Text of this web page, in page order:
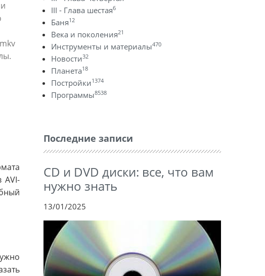
AVI-
III - Глава шестая6
Баня12
Века и поколения21
Инструменты и материалы470
Новости32
Планета18
Постройки1374
Программы8538
Последние записи
CD и DVD диски: все, что вам
нужно знать
13/01/2025